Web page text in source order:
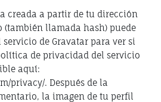
creada a partir de tu dirección
(también llamada hash) puede
de Gravatar para ver si
de privacidad del servicio
aquí:
privacy/. Después de la
la imagen de tu perfil